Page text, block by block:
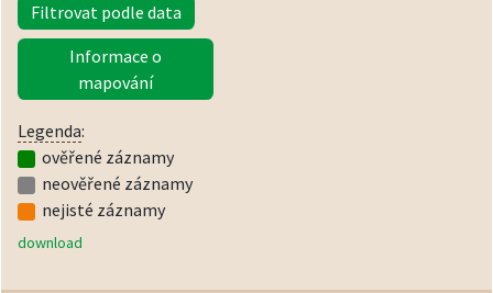
Filtrovat podle data
Informace o
mapování
Legenda:
ověřené záznamy
neověřené záznamy
nejisté záznamy
download